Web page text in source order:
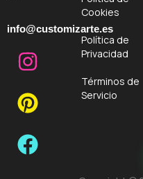
info@customizarte.es
I
n
s
t
a
g
P
i
n
t
e
r
F
a
c
e
b
o
Cookies
Política de
Privacidad
Términos de
Servicio